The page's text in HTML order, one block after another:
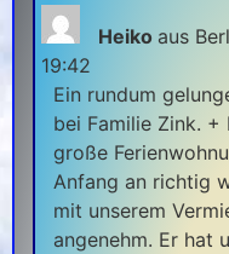
Heiko aus
19:42
Ein rundum
bei Familie Zink. +
große
Anfang an richtig
mit unserem
angenehm. Er hat